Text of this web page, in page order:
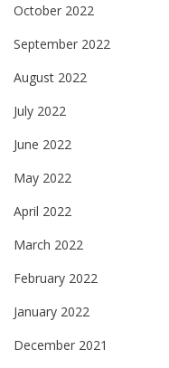
October 2022
September 2022
August 2022
July 2022
June 2022
May 2022
April 2022
March 2022
February 2022
January 2022
December 2021